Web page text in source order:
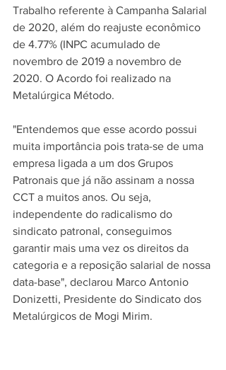
Trabalho referente à Campanha Salarial
de 2020, além do reajuste econômico
de 4.77% (INPC acumulado de
novembro de 2019 a novembro de
2020. O Acordo foi realizado na
Metalúrgica Método.
"Entendemos que esse acordo possui
muita importância pois trata-se de uma
empresa ligada a um dos Grupos
Patronais que já não assinam a nossa
CCT a muitos anos. Ou seja,
independente do radicalismo do
sindicato patronal, conseguimos
garantir mais uma vez os direitos da
categoria e a reposição salarial de nossa
data-base", declarou Marco Antonio
Donizetti, Presidente do Sindicato dos
Metalúrgicos de Mogi Mirim.